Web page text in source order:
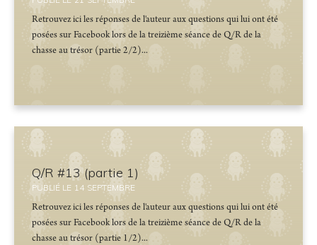
Retrouvez ici les réponses de l'auteur aux questions qui lui ont été
posées sur Facebook lors de la treizième séance de Q/R de la
chasse au trésor (partie 2/2)...
Q/R #13 (partie 1)
PUBLIÉ LE 14 SEPTEMBRE
Retrouvez ici les réponses de l'auteur aux questions qui lui ont été
posées sur Facebook lors de la treizième séance de Q/R de la
chasse au trésor (partie 1/2)...